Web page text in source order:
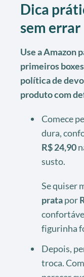
Dica
sem errar
Use a Amazon
primeiros
política de
produto com
Comece
dura,
R$ 24,90
susto.
Se quiser
pratapor
figurinha
Depois,
troca.